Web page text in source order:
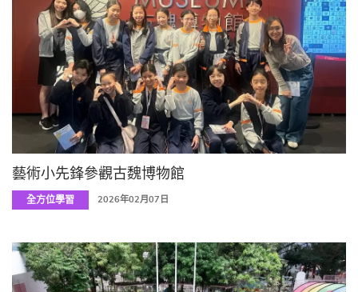
藝術小先鋒參觀古魏博物館
全方位學習 2026年02月07日